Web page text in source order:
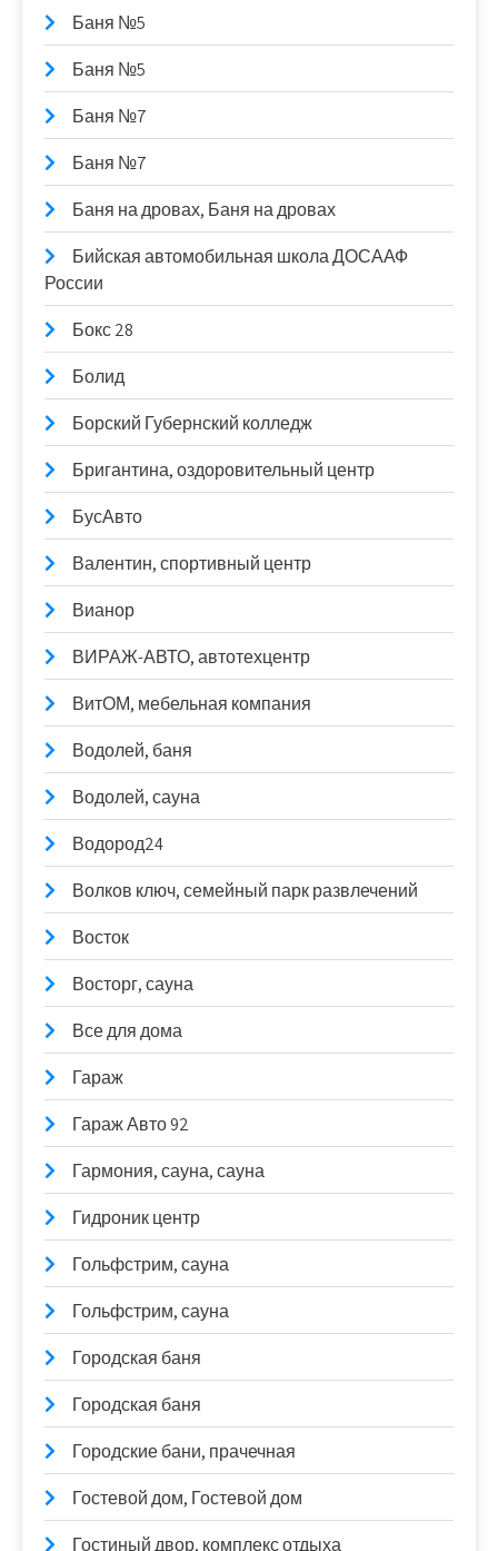
Баня №5
Баня №5
Баня №7
Баня №7
Баня на дровах, Баня на дровах
Бийская автомобильная школа ДОСААФ
России
Бокс 28
Болид
Борский Губернский колледж
Бригантина, оздоровительный центр
БусАвто
Валентин, спортивный центр
Вианор
ВИРАЖ-АВТО, автотехцентр
ВитОМ, мебельная компания
Водолей, баня
Водолей, сауна
Водород24
Волков ключ, семейный парк развлечений
Восток
Восторг, сауна
Все для дома
Гараж
Гараж Авто 92
Гармония, сауна, сауна
Гидроник центр
Гольфстрим, сауна
Гольфстрим, сауна
Городская баня
Городская баня
Городские бани, прачечная
Гостевой дом, Гостевой дом
Гостиный двор, комплекс отдыха